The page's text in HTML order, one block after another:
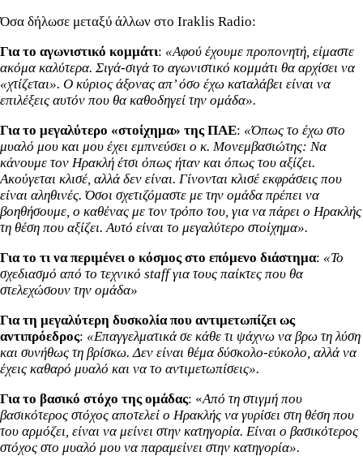
Όσα δήλωσε μεταξύ άλλων στο Iraklis Radio:
Για το αγωνιστικό κομμάτι: «Αφού έχουμε προπονητή, είμαστε
ακόμα καλύτερα. Σιγά-σιγά το αγωνιστικό κομμάτι θα αρχίσει να
«χτίζεται». Ο κύριος άξονας απ’ όσο έχω καταλάβει είναι να
επιλέξεις αυτόν που θα καθοδηγεί την ομάδα».
Για το μεγαλύτερο «στοίχημα» της ΠΑΕ: «Όπως το έχω στο
μυαλό μου και μου έχει εμπνεύσει ο κ. Μονεμβασιώτης: Να
κάνουμε τον Ηρακλή έτσι όπως ήταν και όπως του αξίζει.
Ακούγεται κλισέ, αλλά δεν είναι. Γίνονται κλισέ εκφράσεις που
είναι αληθινές. Όσοι σχετιζόμαστε με την ομάδα πρέπει να
βοηθήσουμε, ο καθένας με τον τρόπο του, για να πάρει ο Ηρακλής
τη θέση που αξίζει. Αυτό είναι το μεγαλύτερο στοίχημα».
Για το τι να περιμένει ο κόσμος στο επόμενο διάστημα: «Το
σχεδιασμό από το τεχνικό staffγια τους παίκτες που θα
στελεχώσουν την ομάδα»
Για τη μεγαλύτερη δυσκολία που αντιμετωπίζει ως
αντιπρόεδρος: «Επαγγελματικά σε κάθε τι ψάχνω να βρω τη λύση
και συνήθως τη βρίσκω. Δεν είναι θέμα δύσκολο-εύκολο, αλλά να
έχεις καθαρό μυαλό και να το αντιμετωπίσεις».
Για το βασικό στόχο της ομάδας: «Από τη στιγμή που
βασικότερος στόχος αποτελεί ο Ηρακλής να γυρίσει στη θέση που
του αρμόζει, είναι να μείνει στην κατηγορία. Είναι ο βασικότερος
στόχος στο μυαλό μου να παραμείνει στην κατηγορία».